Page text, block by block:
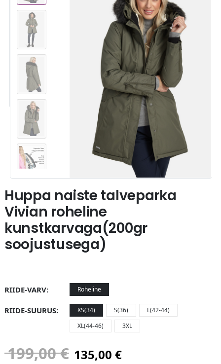
Huppa naiste talveparka
Vivian roheline
kunstkarvaga(200gr
soojustusega)
RIIDE-VARV Roheline
RIIDE-SUURUS XS(34) S(36)
L(42-44)
XL(44-46)
3XL
199,00€ 135,00€